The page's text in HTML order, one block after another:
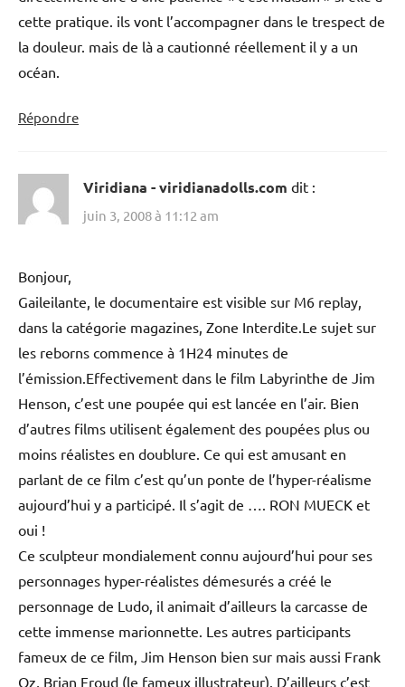
cette pratique. ils vont l’accompagner dans le trespect de
la douleur. mais de là a cautionné réellement il y a un
océan.
Répondre
Viridiana - viridianadolls.com dit :
juin 3, 2008 à 11:12 am
Bonjour,
Gaileilante, le documentaire est visible sur M6 replay,
dans la catégorie magazines, Zone Interdite.Le sujet sur
les reborns commence à 1H24 minutes de
l’émission.Effectivement dans le film Labyrinthe de Jim
Henson, c’est une poupée qui est lancée en l’air. Bien
d’autres films utilisent également des poupées plus ou
moins réalistes en doublure. Ce qui est amusant en
parlant de ce film c’est qu’un ponte de l’hyper-réalisme
aujourd’hui y a participé. Il s’agit de …. RON MUECK et
oui !
Ce sculpteur mondialement connu aujourd’hui pour ses
personnages hyper-réalistes démesurés a créé le
personnage de Ludo, il animait d’ailleurs la carcasse de
cette immense marionnette. Les autres participants
fameux de ce film, Jim Henson bien sur mais aussi Frank
Oz, Brian Froud (le fameux illustrateur). D’ailleurs c’est